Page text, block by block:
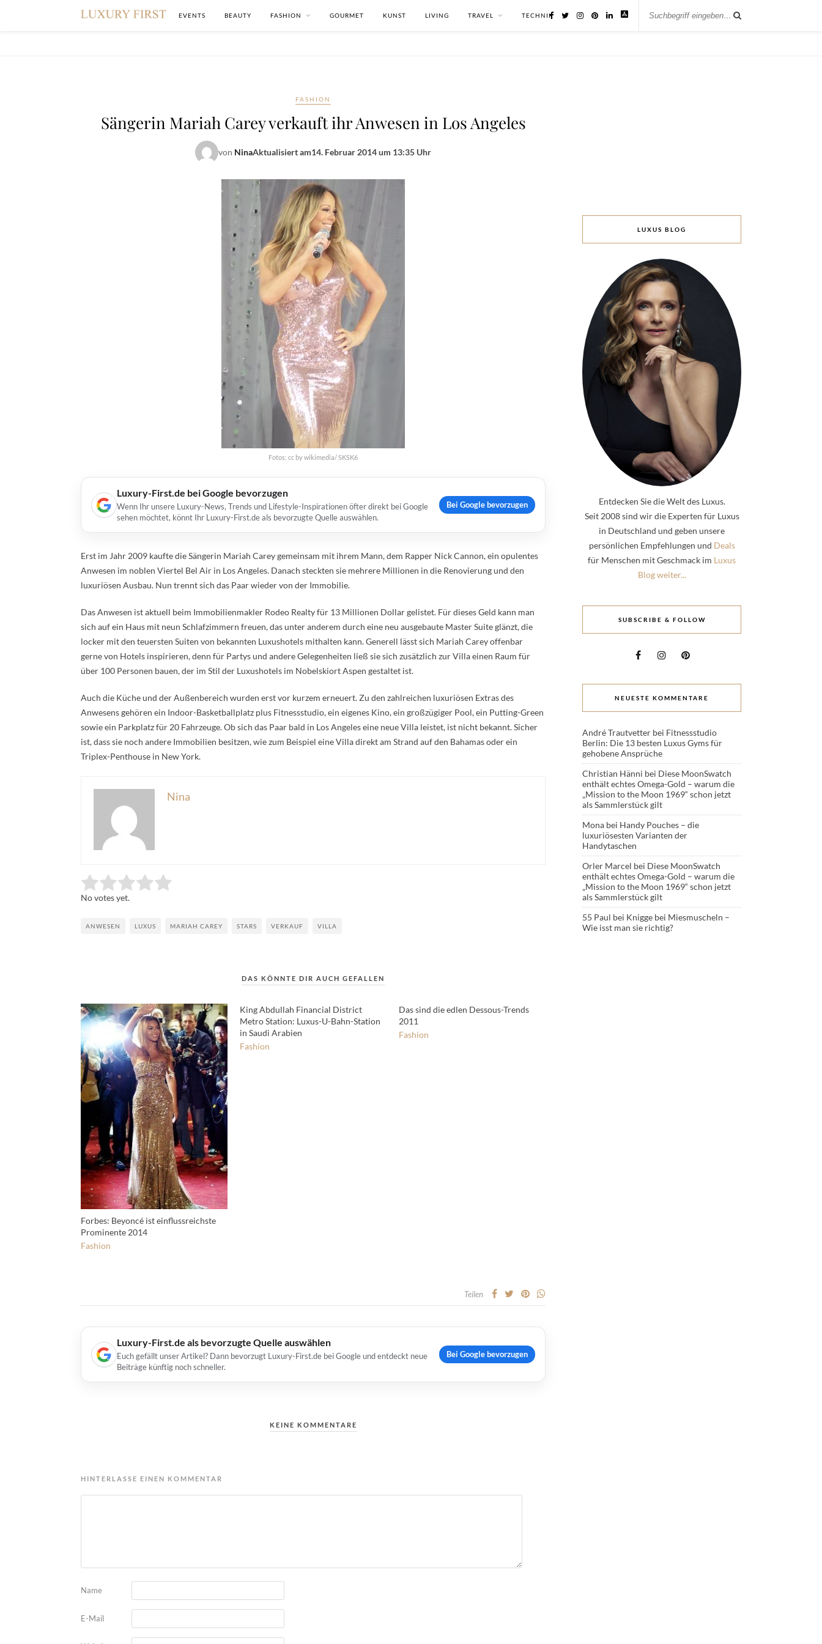
EVENTS BEAUTY FASHION GOURMET KUNST LIVING TRAVEL TECHNIK
FASHION
Sängerin Mariah Carey verkauft ihr Anwesen in Los Angeles
von NinaAktualisiert am14. Februar 2014 um 13:35 Uhr
Fotos: cc by wikimedia/ SKSK6
Luxury-First.de bei Google bevorzugen
Wenn Ihr unsere Luxury-News, Trends und Lifestyle-Inspirationen öfter direkt bei Google
sehen möchtet, könnt Ihr Luxury-First.de als bevorzugte Quelle auswählen.
Bei Google bevorzugen
Erst im Jahr 2009 kaufte die Sängerin Mariah Carey gemeinsam mit ihrem Mann, dem Rapper Nick Cannon, ein opulentes
Anwesen im noblen Viertel Bel Air in Los Angeles. Danach steckten sie mehrere Millionen in die Renovierung und den
luxuriösen Ausbau. Nun trennt sich das Paar wieder von der Immobilie.
Das Anwesen ist aktuell beim Immobilienmakler Rodeo Realty für 13 Millionen Dollar gelistet. Für dieses Geld kann man
sich auf ein Haus mit neun Schlafzimmern freuen, das unter anderem durch eine neu ausgebaute Master Suite glänzt, die
locker mit den teuersten Suiten von bekannten Luxushotels mithalten kann. Generell lässt sich Mariah Carey offenbar
gerne von Hotels inspirieren, denn für Partys und andere Gelegenheiten ließ sie sich zusätzlich zur Villa einen Raum für
über 100 Personen bauen, der im Stil der Luxushotels im Nobelskiort Aspen gestaltet ist.
Auch die Küche und der Außenbereich wurden erst vor kurzem erneuert. Zu den zahlreichen luxuriösen Extras des
Anwesens gehören ein Indoor-Basketballplatz plus Fitnessstudio, ein eigenes Kino, ein großzügiger Pool, ein Putting-Green
sowie ein Parkplatz für 20 Fahrzeuge. Ob sich das Paar bald in Los Angeles eine neue Villa leistet, ist nicht bekannt. Sicher
ist, dass sie noch andere Immobilien besitzen, wie zum Beispiel eine Villa direkt am Strand auf den Bahamas oder ein
Triplex-Penthouse in New York.
Nina
Rate this item: Submit Rating
No votes yet.
ANWESEN LUXUS MARIAH CAREY STARS VERKAUF VILLA
DAS KÖNNTE DIR AUCH GEFALLEN
Forbes: Beyoncé ist einflussreichste
Prominente 2014
Fashion
King Abdullah Financial District
Metro Station: Luxus-U-Bahn-Station
in Saudi Arabien
Fashion
Das sind die edlen Dessous-Trends
2011
Fashion
Teilen
Luxury-First.de als bevorzugte Quelle auswählen
Euch gefällt unser Artikel? Dann bevorzugt Luxury-First.de bei Google und entdeckt neue
Beiträge künftig noch schneller.
Bei Google bevorzugen
KEINE KOMMENTARE
HINTERLASSE EINEN KOMMENTAR
Name
E-Mail
LUXUS BLOG
Entdecken Sie die Welt des Luxus.
Seit 2008 sind wir die Experten für Luxus
in Deutschland und geben unsere
persönlichen Empfehlungen und Deals
für Menschen mit Geschmack im Luxus
Blog weiter...
SUBSCRIBE & FOLLOW
NEUESTE KOMMENTARE
André Trautvetter bei Fitnessstudio
Berlin: Die 13 besten Luxus Gyms für
gehobene Ansprüche
Christian Hänni bei Diese MoonSwatch
enthält echtes Omega-Gold – warum die
„Mission to the Moon 1969“ schon jetzt
als Sammlerstück gilt
Mona bei Handy Pouches – die
luxuriösesten Varianten der
Handytaschen
Orler Marcel bei Diese MoonSwatch
enthält echtes Omega-Gold – warum die
„Mission to the Moon 1969“ schon jetzt
als Sammlerstück gilt
55 Paul bei Knigge bei Miesmuscheln –
Wie isst man sie richtig?